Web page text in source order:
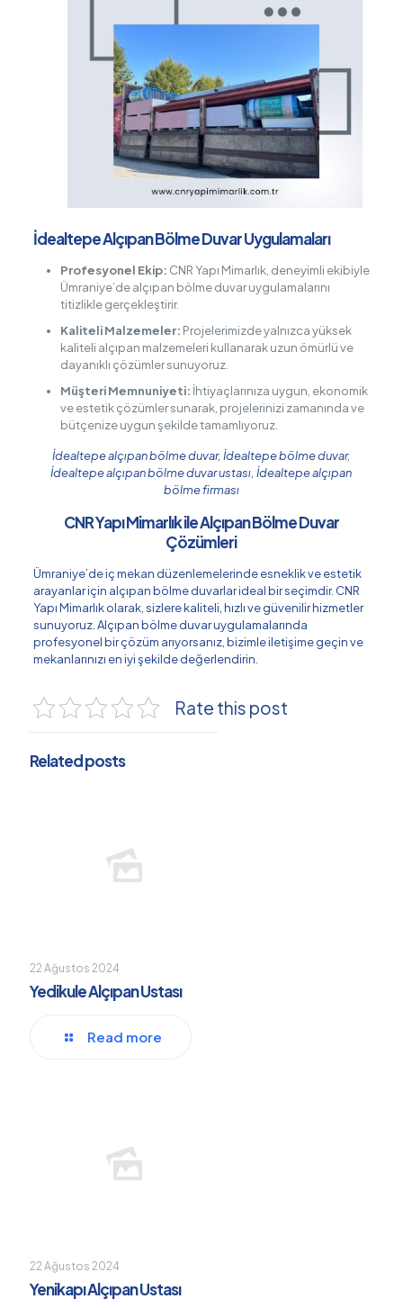
İdealtepe Alçıpan Bölme Duvar Uygulamaları
Profesyonel Ekip: CNR Yapı Mimarlık, deneyimli ekibiyle
Ümraniye’de alçıpan bölme duvar uygulamalarını
titizlikle gerçekleştirir.
Kaliteli Malzemeler: Projelerimizde yalnızca yüksek
kaliteli alçıpan malzemeleri kullanarak uzun ömürlü ve
dayanıklı çözümler sunuyoruz.
Müşteri Memnuniyeti: İhtiyaçlarınıza uygun, ekonomik
ve estetik çözümler sunarak, projelerinizi zamanında ve
bütçenize uygun şekilde tamamlıyoruz.
İdealtepe alçıpan bölme duvar, İdealtepe bölme duvar,
İdealtepe alçıpan bölme duvar ustası, İdealtepe alçıpan
bölme firması
CNR Yapı Mimarlık ile Alçıpan Bölme Duvar
Çözümleri
Ümraniye’de iç mekan düzenlemelerinde esneklik ve estetik
arayanlar için alçıpan bölme duvarlar ideal bir seçimdir. CNR
Yapı Mimarlık olarak, sizlere kaliteli, hızlı ve güvenilir hizmetler
sunuyoruz. Alçıpan bölme duvar uygulamalarında
profesyonel bir çözüm arıyorsanız, bizimle iletişime geçin ve
mekanlarınızı en iyi şekilde değerlendirin.
Rate this post
Related posts
22 Ağustos 2024
Yedikule Alçıpan Ustası
Read more
22 Ağustos 2024
Yenikapı Alçıpan Ustası